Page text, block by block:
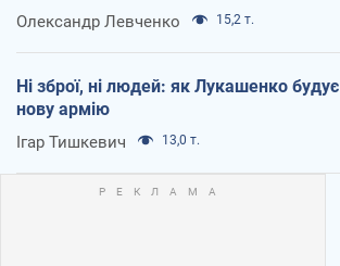
Олександр Левченко 15,2 т.
Ні зброї, ні людей: як Лукашенко будує
нову армію
Ігар Тишкевич 13,0 т.